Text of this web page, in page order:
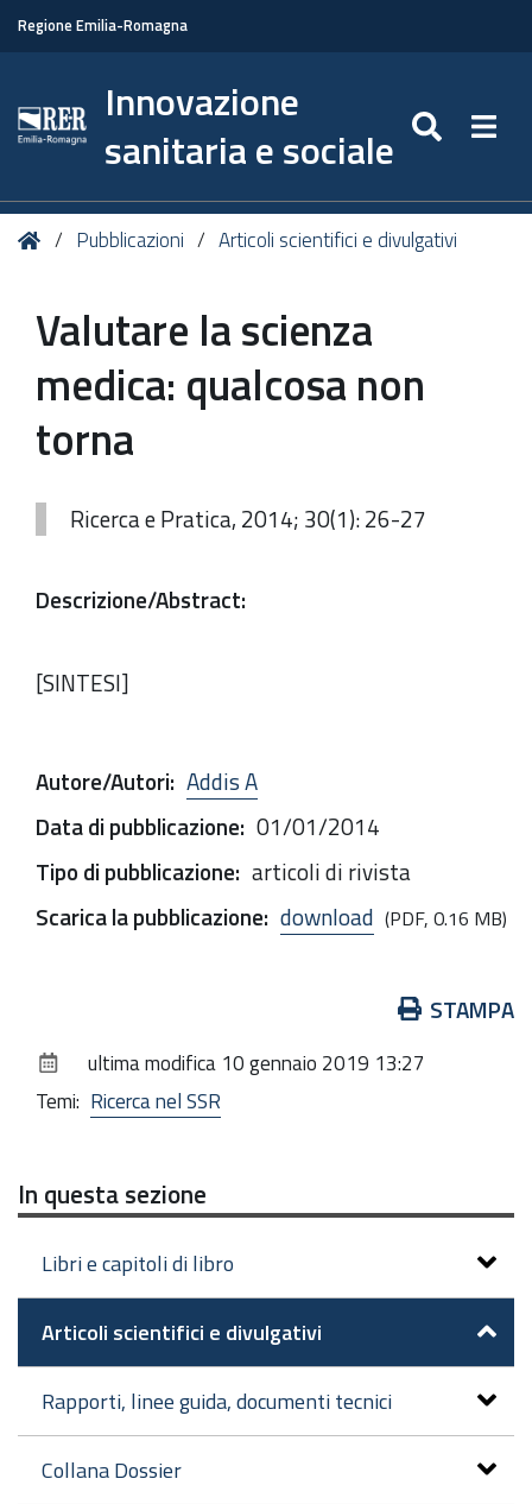
Regione Emilia-Romagna
Innovazione
sanitaria e sociale
Tu HomePubblicazioni Articoli scientifici e divulgativi
Valutare la scienza
medica: qualcosa non
torna
Ricerca e Pratica, 2014; 30(1): 26-27
Descrizione/Abstract:
[SINTESI]
Autore/Autori: Addis A
Data di pubblicazione: 01/01/2014
Tipo di pubblicazione: articoli di rivista
Scarica la pubblicazione: download (PDF, 0.16 MB)
documento
STAMPA
ultima modifica 10 gennaio 2019 13:27
Temi: Ricerca nel SSR
In questa sezione
Libri e capitoli di libro
Articoli scientifici e divulgativi
Rapporti, linee guida, documenti tecnici
Collana Dossier